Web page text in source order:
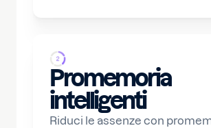
Promemoria
intelligenti
Riduci le assenze con